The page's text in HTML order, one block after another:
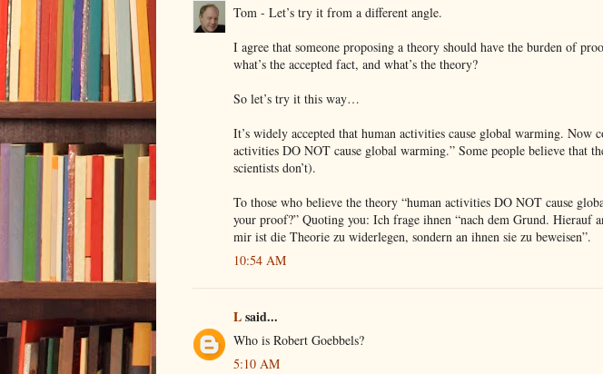
Tom - Let’s try it from a different angle.
I agree that someone proposing a theory should have the burden of
what’s the accepted fact, and what’s the theory?
So let’s try it this way…
It’s widely accepted that human activities cause global warming. Now
activities DO NOT cause global warming.” Some people believe that
scientists don’t).
To those who believe the theory “human activities DO NOT cause
your proof?” Quoting you: Ich frage ihnen “nach dem Grund. Hierauf
mir ist die Theorie zu widerlegen, sondern an ihnen sie zu beweisen”.
10:54 AM
Lsaid...
Who is Robert Goebbels?
5:10 AM